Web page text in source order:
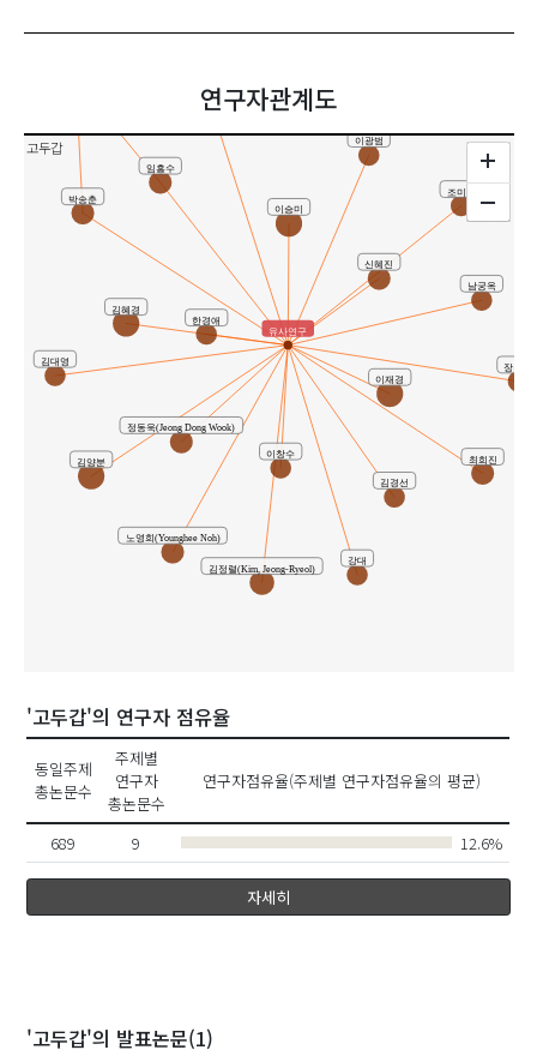
연구자관계도
고두갑
임흥수
박송춘
강대
김경선
김대영
김양분
김정렬(Kim, Jeong-Ryeol)
김혜경
남궁옥
노영희(Younghee Noh)
신혜진
이광범
이승미
이재경
이창수
장경현
정동욱(Jeong Dong Wook)
조미나
최희진
한경애
고두갑
유사연구
'고두갑'의 연구자 점유율
동일주제
총논문수
주제별
연구자
총논문수
연구자점유율(주제별 연구자점유율의 평균)
689 9 12.6%
자세히
'고두갑'의 발표논문(1)